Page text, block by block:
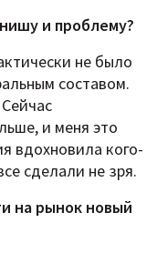
и проблему?
не было
составом.
и меня это
вдохновила кого-
сделали не зря.
на рынок новый